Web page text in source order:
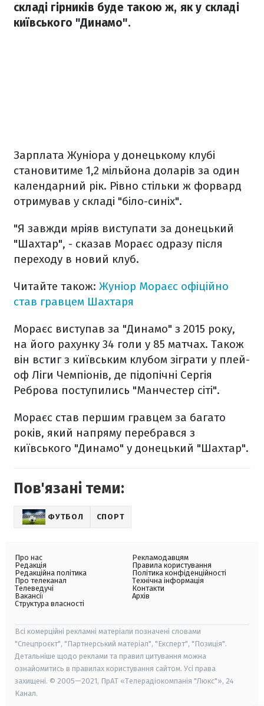
складі гірників буде такою ж, як у складі
київського "Динамо".
Зарплата Жуніора у донецькому клубі
становитиме 1,2 мільйона доларів за один
календарний рік. Рівно стільки ж форвард
отримував у складі "біло-синіх".
"Я завжди мріяв виступати за донецький
"Шахтар", - сказав Мораєс одразу після
переходу в новий клуб.
Читайте також: Жуніор Мораєс офіційно
став гравцем Шахтаря
Мораєс виступав за "Динамо" з 2015 року,
на його рахунку 34 голи у 85 матчах. Також
він встиг з київським клубом зіграти у плей-
оф Ліги Чемпіонів, де підопічні Сергія
Реброва поступились "Манчестер сіті".
Мораєс став першим гравцем за багато
років, який напряму перебрався з
київського "Динамо" у донецький "Шахтар".
Пов'язані теми:
ФУТБОЛ СПОРТ
Про нас
Редакція
Редакційна політика
Про телеканал
Телеведучі
Вакансії
Структура власності
Рекламодавцям
Правила користування
Політика конфіденційності
Технічна інформація
Контакти
Архів
Всі комерційні рекламні матеріали позначені словами
"Спецпроєкт", "Партнерський матеріал", "Експерт", "Позиція".
Детальніше щодо реклами та правил цитування можна
ознайомитись в правилах користування сайтом. Усі права
захищені. © 2005—2021, ПрАТ «Телерадіокомпанія "Люкс"», 24
Канал.